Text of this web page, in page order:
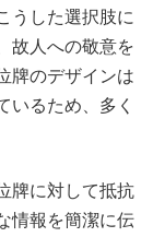
うした選択肢に
故人への敬意を
牌のデザインは
いるため、多く
牌に対して抵抗
情報を簡潔に伝